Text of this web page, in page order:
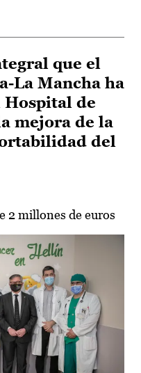
que el
La Mancha ha
Hospital de
mejora de la
del
2 millones de euros